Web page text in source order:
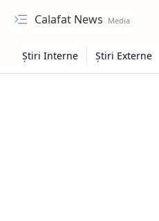
Calafat News